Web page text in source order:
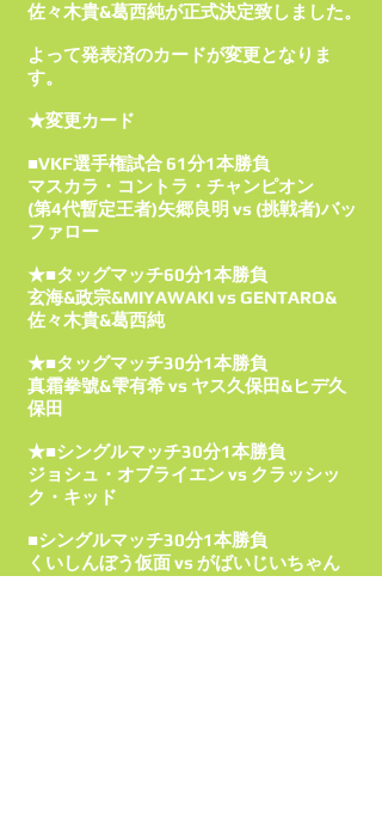
佐々木貴&葛西純が正式決定致しました。
よって発表済のカードが変更となりま
す。
★変更カード
■VKF選手権試合 61分1本勝負
マスカラ・コントラ・チャンピオン
(第4代暫定王者)矢郷良明 vs (挑戦者)バッ
ファロー
★■タッグマッチ60分1本勝負
玄海&政宗&MIYAWAKI vs GENTARO&
佐々木貴&葛西純
★■タッグマッチ30分1本勝負
真霜拳號&雫有希 vs ヤス久保田&ヒデ久
保田
★■シングルマッチ30分1本勝負
ジョシュ・オブライエン vs クラッシッ
ク・キッド
■シングルマッチ30分1本勝負
くいしんぼう仮面 vs がばいじいちゃん